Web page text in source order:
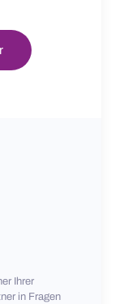
Ihrer
in Fragen